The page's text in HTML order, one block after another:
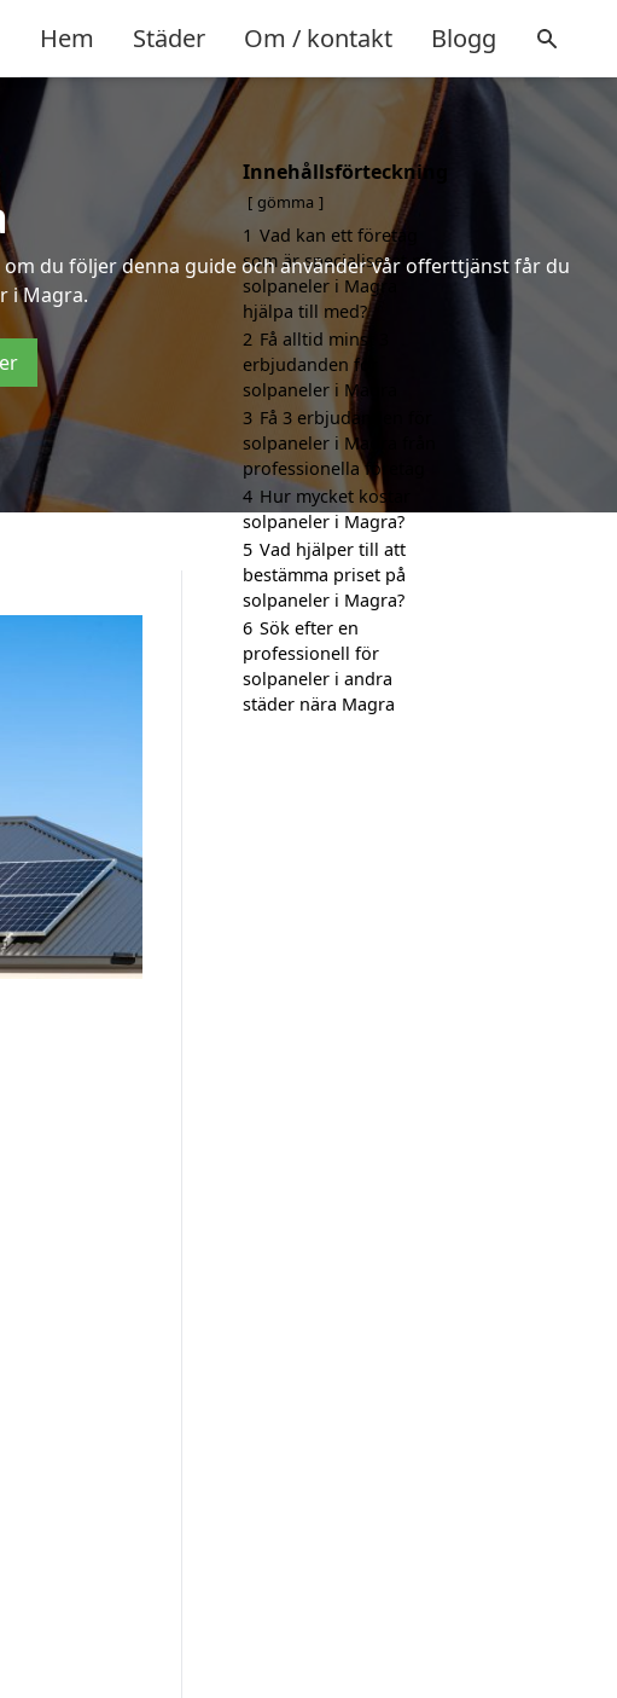
Hem Städer Om / kontakt Blogg
du följer denna guide och använder vår offerttjänst får du
i Magra.
Innehållsförteckning
gömma
1 Vad kan ett företag
som är specialiserat på
solpaneler i Magra
hjälpa till med?
2 Få alltid minst 3
erbjudanden för
solpaneler i Magra
3 Få 3 erbjudanden för
solpaneler i Magra från
professionella företag
4 Hur mycket kostar
solpaneler i Magra?
5 Vad hjälper till att
bestämma priset på
solpaneler i Magra?
6 Sök efter en
professionell för
solpaneler i andra
städer nära Magra